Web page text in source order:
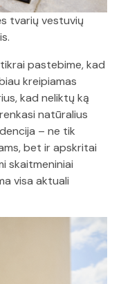
tvarių vestuvių
pastebime, kad
kreipiamas
kad neliktų ką
natūralius
– ne tik
bet ir apskritai
skaitmeniniai
visa aktuali